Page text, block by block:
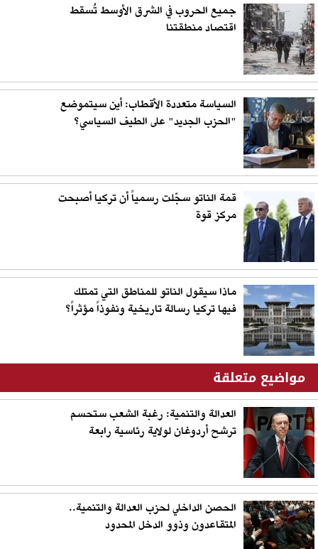
جميع الحروب في الشرق الأوسط تُسقط
اقتصاد منطقتنا
السياسة متعددة الأقطاب: أين سيتموضع
"الحزب الجديد" على الطيف السياسي؟
قمة الناتو سجّلت رسمياً أن تركيا أصبحت
مركز قوة
ماذا سيقول الناتو للمناطق التي تمتلك
فيها تركيا رسالة تاريخية ونفوذاً مؤثراً؟
مواضيع متعلقة
العدالة والتنمية: رغبة الشعب ستحسم
ترشح أردوغان لولاية رئاسية رابعة
الحصن الداخلي لحزب العدالة والتنمية..
المتقاعدون وذوو الدخل المحدود